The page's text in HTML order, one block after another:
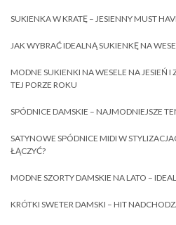
SUKIENKA W KRATĘ – JESIENNY MUST
JAK WYBRAĆ IDEALNĄ SUKIENKĘ NA
MODNE SUKIENKI NA WESELE NA JESIEŃ
TEJ PORZE ROKU
SPÓDNICE DAMSKIE – NAJMODNIEJSZE
SATYNOWE SPÓDNICE MIDI W
ŁĄCZYĆ?
MODNE SZORTY DAMSKIE NA LATO –
KRÓTKI SWETER DAMSKI – HIT